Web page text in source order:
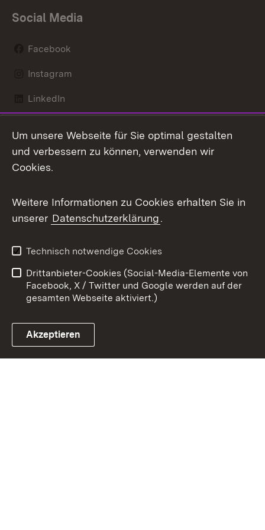
Social Media
Facebook
Instagram
LinkedIn
X / Twitter
Youtube
Link zum Landesportal
Kontakt
Datenschutz
Barrierefreiheit
Impressum
Cookies
Um unsere Webseite für Sie optimal gestalten
und verbessern zu können, verwenden wir
Cookies.
Weitere Informationen zu Cookies erhalten Sie in
unserer Datenschutzerklärung.
Technisch notwendige Cookies
Drittanbieter-Cookies (Social-Media-Elemente von
Facebook, X / Twitter und Google werden auf der
gesamten Webseite aktiviert.)
Akzeptieren